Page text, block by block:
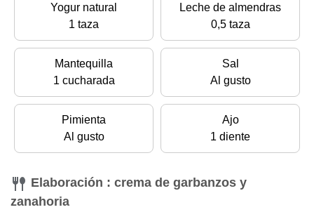
Yogur natural
1 taza
Leche de almendras
0,5 taza
Mantequilla
1 cucharada
Sal
Al gusto
Pimienta
Al gusto
Ajo
1 diente
Elaboración : crema de garbanzos y
zanahoria